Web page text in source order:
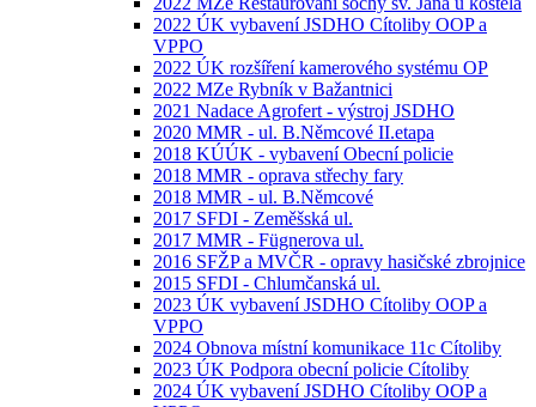
2022 ÚK vybavení JSDHO Cítoliby OOP a
VPPO
2022 ÚK rozšíření kamerového systému OP
2022 MZe Rybník v Bažantnici
2021 Nadace Agrofert - výstroj JSDHO
2020 MMR - ul. B.Němcové II.etapa
2018 KÚÚK - vybavení Obecní policie
2018 MMR - oprava střechy fary
2018 MMR - ul. B.Němcové
2017 SFDI - Zeměšská ul.
2017 MMR - Fügnerova ul.
2016 SFŽP a MVČR - opravy hasičské zbrojnice
2015 SFDI - Chlumčanská ul.
2023 ÚK vybavení JSDHO Cítoliby OOP a
VPPO
2024 Obnova místní komunikace 11c Cítoliby
2023 ÚK Podpora obecní policie Cítoliby
2024 ÚK vybavení JSDHO Cítoliby OOP a